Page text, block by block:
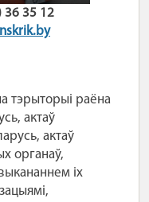
36 35 12
тэрыторыі раёна
актаў
актаў
органаў,
іх